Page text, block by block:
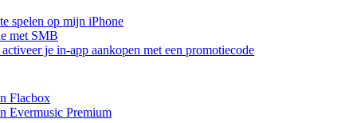
spelen op mijn iPhone
met SMB
je in-app aankopen met een promotiecode
Flacbox
Evermusic Premium